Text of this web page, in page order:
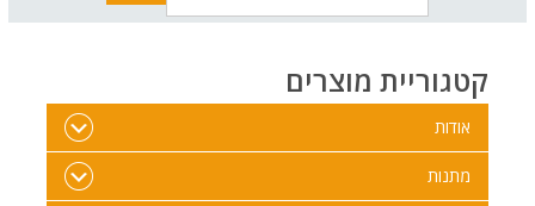
קטגוריית מוצרים
אודות
מתנות